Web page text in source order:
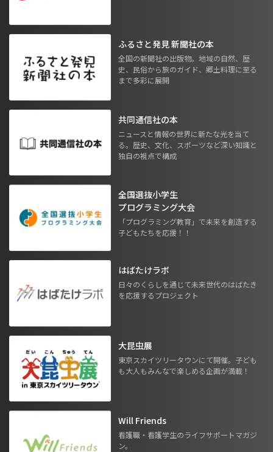
ふるさと発見 新聞社の本
全国の新聞社の出版物。地域の自然、歴
史、民俗から旅のガイド、郷土料理に至る
まで多彩に展開
共同通信社の本
ニュースと情報の世界に新たな光を当て
る。歴史、文化、スポーツなど深い知識と
独自の視点で構成
全国選抜小学生
プログラミング大会
「プログラミング教育」で未来を創造する
子どもたちを応援！！
はばたけラボ
日々のくらしを通じて未来世代のはばたき
を応援するプロジェクト
大昆虫展
東京スカイツリータウンにて開催。子ども
も大人もみんなで楽しめる企画が満載！
Will Friends
看護職・看護学生のライフサポートマガジ
ン。